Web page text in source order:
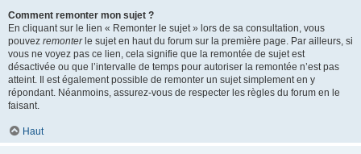
Comment remonter mon sujet ?
En cliquant sur le lien « Remonter le sujet » lors de sa consultation, vous
pouvez remonterle sujet en haut du forum sur la première page. Par ailleurs, si
vous ne voyez pas ce lien, cela signifie que la remontée de sujet est
désactivée ou que l’intervalle de temps pour autoriser la remontée n’est pas
atteint. Il est également possible de remonter un sujet simplement en y
répondant. Néanmoins, assurez-vous de respecter les règles du forum en le
faisant.
Haut